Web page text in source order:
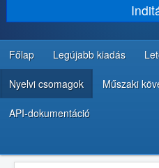
KÖZÖSSÉG ÉS TÁMOGATÁS
FEJLESZTŐI ERŐFORRÁSOK
Főlap Legújabb kiadás
Nyelvi csomagok Műszaki
API-dokumentáció